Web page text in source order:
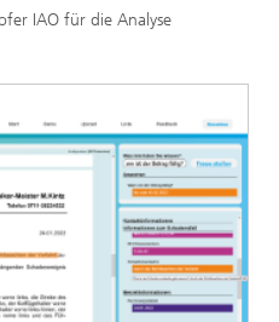
IAO für die Analyse